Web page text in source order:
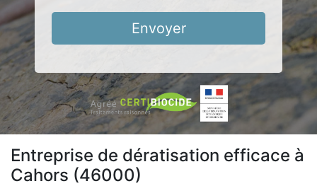
Envoyer
Entreprise de dératisation efficace à
Cahors (46000)